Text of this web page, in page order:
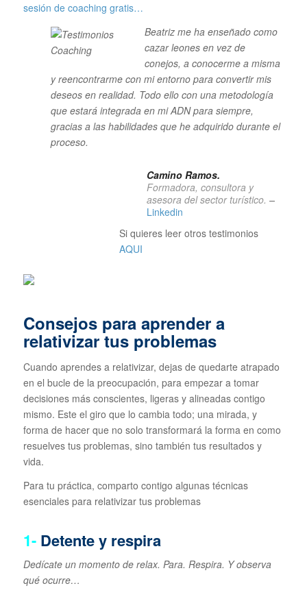
sesión de coaching gratis…
Beatriz me ha enseñado como
cazar leones en vez de
conejos, a conocerme a misma
y reencontrarme con mi entorno para convertir mis
deseos en realidad. Todo ello con una metodología
que estará integrada en mi ADN para siempre,
gracias a las habilidades que he adquirido durante el
proceso.
Camino Ramos.
Formadora, consultora y
asesora del sector turístico. –
Linkedin
Si quieres leer otros testimonios
AQUI
Consejos para aprender a
relativizar tus problemas
Cuando aprendes a relativizar, dejas de quedarte atrapado
en el bucle de la preocupación, para empezar a tomar
decisiones más conscientes, ligeras y alineadas contigo
mismo. Este el giro que lo cambia todo; una mirada, y
forma de hacer que no solo transformará la forma en como
resuelves tus problemas, sino también tus resultados y
vida.
Para tu práctica, comparto contigo algunas técnicas
esenciales para relativizar tus problemas
1- Detente y respira
Dedícate un momento de relax. Para. Respira. Y observa
qué ocurre…